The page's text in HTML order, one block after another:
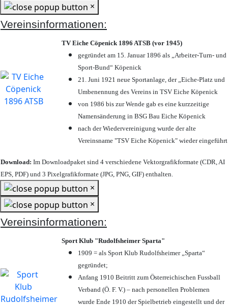
×
Vereinsinformationen:
TV Eiche Cöpenick 1896 ATSB (vor 1945)
gegründet am 15. Januar 1896 als „Arbeiter-Turn- und
Sport-Bund“ Köpenick
21. Juni 1921 neue Sportanlage, der „Eiche-Platz und
Umbenennung des Vereins in TSV Eiche Köpenick
von 1986 bis zur Wende gab es eine kurzzeitige
Namensänderung in BSG Bau Eiche Köpenick
nach der Wiedervereinigung wurde der alte
Vereinsname "TSV Eiche Köpenick" wieder eingeführt
Download: Im Downloadpaket sind 4 verschiedene Vektorgrafikformate (CDR, AI
EPS, PDF) und 3 Pixelgrafikformate (JPG, PNG, GIF) enthalten.
×
×
Vereinsinformationen:
Sport Klub "Rudolfsheimer Sparta"
1909 = als Sport Klub Rudolfsheimer „Sparta“
gegründet;
Anfang 1910 Beitritt zum Österreichischen Fussball
Verband (Ö. F. V.) – nach personellen Problemen
wurde Ende 1910 der Spielbetrieb eingestellt und der